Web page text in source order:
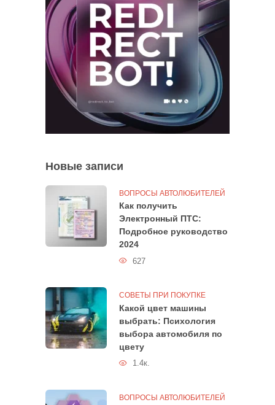
Новые записи
ВОПРОСЫ АВТОЛЮБИТЕЛЕЙ
Как получить
Электронный ПТС:
Подробное руководство
2024
627
СОВЕТЫ ПРИ ПОКУПКЕ
Какой цвет машины
выбрать: Психология
выбора автомобиля по
цвету
1.4к.
ВОПРОСЫ АВТОЛЮБИТЕЛЕЙ